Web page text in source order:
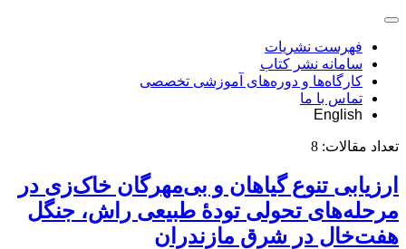
فهرست نشریات
سامانه نشر کتاب
کارگاه‌ها و دوره‌های آموزشی تخصصی
تماس با ما
English
تعداد مقالات: 8
ارزیابی تنوع گیاهان و بی‌مهرگان خاک‌زی در
مرحله‌های تحولی تودۀ طبیعی راش، جنگل
هفت‌خال در شرق مازندران